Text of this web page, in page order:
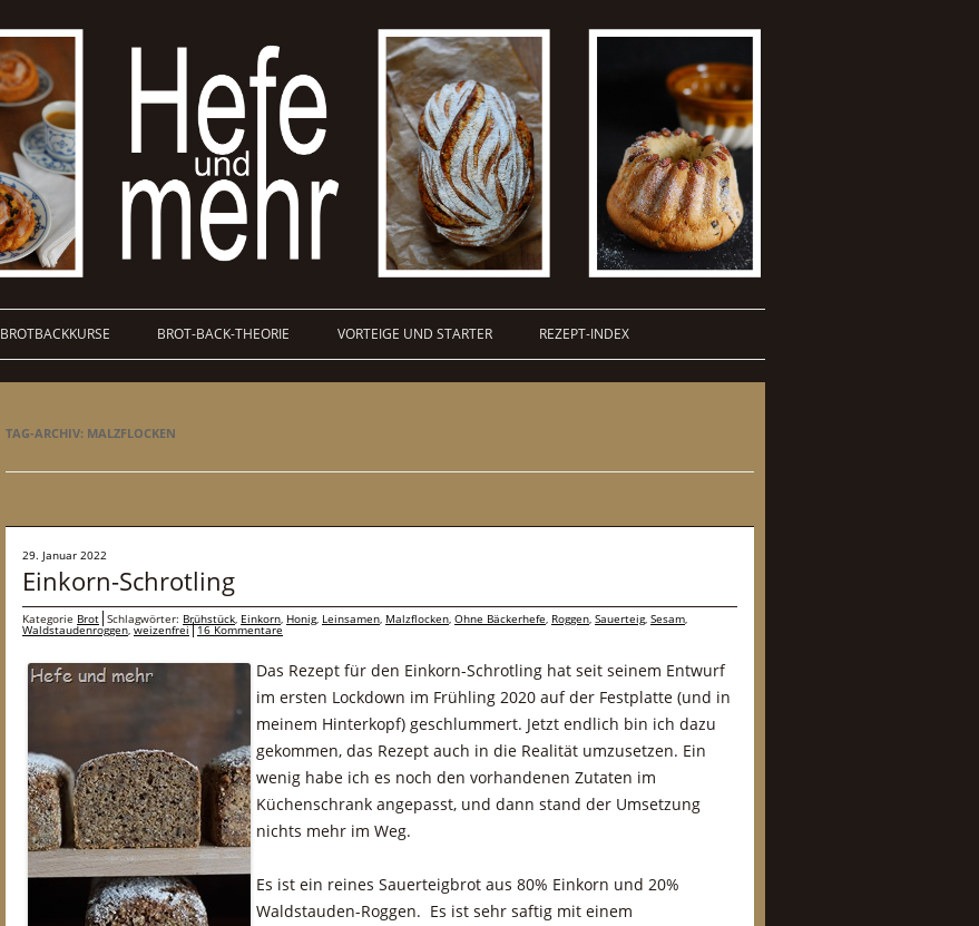
BROTBACKKURSE BROT-BACK-THEORIE VORTEIGE UND STARTER REZEPT-INDEX
TAG-ARCHIV: MALZFLOCKEN
29. Januar 2022
Einkorn-Schrotling
Kategorie Brot Schlagwörter: Brühstück, Einkorn, Honig, Leinsamen, Malzflocken, Ohne Bäckerhefe, Roggen, Sauerteig, Sesam,
Waldstaudenroggen, weizenfrei 16 Kommentare
Das Rezept für den Einkorn-Schrotling hat seit seinem Entwurf
im ersten Lockdown im Frühling 2020 auf der Festplatte (und in
meinem Hinterkopf) geschlummert. Jetzt endlich bin ich dazu
gekommen, das Rezept auch in die Realität umzusetzen. Ein
wenig habe ich es noch den vorhandenen Zutaten im
Küchenschrank angepasst, und dann stand der Umsetzung
nichts mehr im Weg.
Es ist ein reines Sauerteigbrot aus 80% Einkorn und 20%
Waldstauden-Roggen. Es ist sehr saftig mit einem